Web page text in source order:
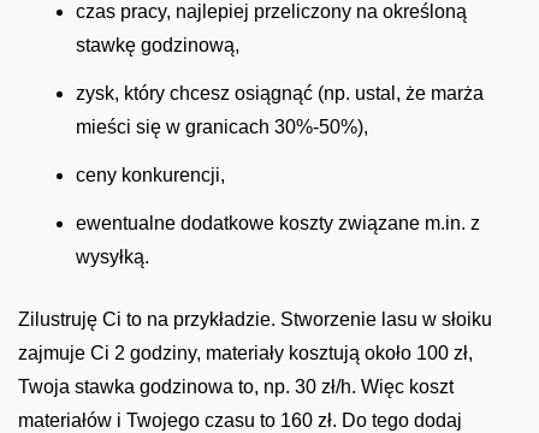
czas pracy, najlepiej przeliczony na określoną
stawkę godzinową,
zysk, który chcesz osiągnąć (np. ustal, że marża
mieści się w granicach 30%-50%),
ceny konkurencji,
ewentualne dodatkowe koszty związane m.in. z
wysyłką.
Zilustruję Ci to na przykładzie. Stworzenie lasu w słoiku
zajmuje Ci 2 godziny, materiały kosztują około 100 zł,
Twoja stawka godzinowa to, np. 30 zł/h. Więc koszt
materiałów i Twojego czasu to 160 zł. Do tego dodaj